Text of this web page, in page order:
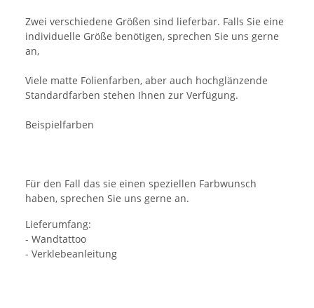
Zwei verschiedene Größen sind lieferbar. Falls Sie eine
individuelle Größe benötigen, sprechen Sie uns gerne
an,
Viele matte Folienfarben, aber auch hochglänzende
Standardfarben stehen Ihnen zur Verfügung.
Beispielfarben
Für den Fall das sie einen speziellen Farbwunsch
haben, sprechen Sie uns gerne an.
Lieferumfang:
- Wandtattoo
- Verklebeanleitung